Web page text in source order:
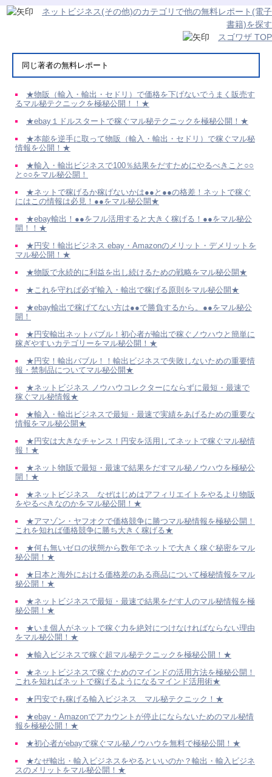
ネットビジネス(その他)のカテゴリで他の無料レポート(電子
書籍)を探す
スゴワザ TOP
同じ著者の無料レポート
★物販（輸入・輸出・セドリ）で価格を下げないでうまく販売す
るマル秘テクニックを極秘公開！！★
★ebay１ドルスタートで稼ぐマル秘テクニックを極秘公開！★
★本能を逆手に取って物販（輸入・輸出・セドリ）で稼ぐマル秘
情報を公開！★
★輸入・輸出ビジネスで100％結果をだすためにやるべきこと○○
と○○をマル秘公開！
★ネットで稼げるか稼げないかは●●と●●の格差！ネットで稼ぐ
にはこの情報は必見！●●をマル秘公開★
★ebay輸出！●●をフル活用すると大きく稼げる！●●をマル秘公
開！！★
★円安！輸出ビジネス ebay・Amazonのメリット・デメリットを
マル秘公開！★
★物販で永続的に利益を出し続けるための戦略をマル秘公開★
★これを守れば必ず輸入・輸出で稼げる原則をマル秘公開★
★ebay輸出で稼げてない方は●●で勝負するから。●●をマル秘公
開！
★円安輸出ネットバブル！初心者が輸出で稼ぐノウハウと簡単に
稼ぎやすいカテゴリーをマル秘公開！★
★円安！輸出バブル！！輸出ビジネスで失敗しないための重要情
報・禁制品についてマル秘公開★
★ネットビジネス ノウハウコレクターにならずに最短・最速で
稼ぐマル秘情報★
★輸入・輸出ビジネスで最短・最速で実績をあげるための重要な
情報をマル秘公開★
★円安は大きなチャンス！円安を活用してネットで稼ぐマル秘情
報！★
★ネット物販で最短・最速で結果をだすマル秘ノウハウを極秘公
開！★
★ネットビジネス なぜはじめはアフィリエイトをやるより物販
をやるべきなのかをマル秘公開！★
★アマゾン・ヤフオクで価格競争に勝つマル秘情報を極秘公開！
これを知れば価格競争に勝ち大きく稼げる★
★何も無いゼロの状態から数年でネットで大きく稼ぐ秘密をマル
秘公開！★
★日本と海外における価格差のある商品について極秘情報をマル
秘公開！★
★ネットビジネスで最短・最速で結果をだす人のマル秘情報を極
秘公開！★
★いま個人がネットで稼ぐ力を絶対につけなければならない理由
をマル秘公開！★
★輸入ビジネスで稼ぐ超マル秘テクニックを極秘公開！★
★ネットビジネスで稼ぐためのマインドの活用方法を極秘公開！
これを知ればネットで稼げるようになるマインド活用術★
★円安でも稼げる輸入ビジネス マル秘テクニック！★
★ebay・Amazonでアカウントが停止にならないためのマル秘情
報を極秘公開！★
★初心者がebayで稼ぐマル秘ノウハウを無料で極秘公開！★
★なぜ輸出・輸入ビジネスをやるといいのか？輸出・輸入ビジネ
スのメリットをマル秘公開！★